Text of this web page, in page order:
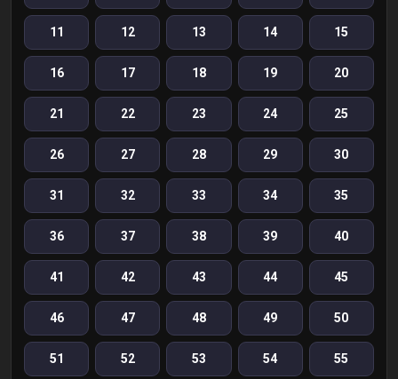
11 12 13 14 15
16 17 18 19 20
21 22 23 24 25
26 27 28 29 30
31 32 33 34 35
36 37 38 39 40
41 42 43 44 45
46 47 48 49 50
51 52 53 54 55